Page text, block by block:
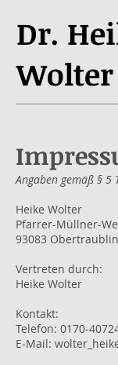
Dr.
Wolter
Angaben gemäß § 5
Heike Wolter
Pfarrer-Müllner-
93083
Vertreten durch:
Heike Wolter
Kontakt:
Telefon: 0170-
E-Mail: